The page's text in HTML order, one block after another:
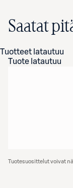
Saatat
Tuotteet latautuu
Tuote latautuu
Tuotesuosittelut voivat